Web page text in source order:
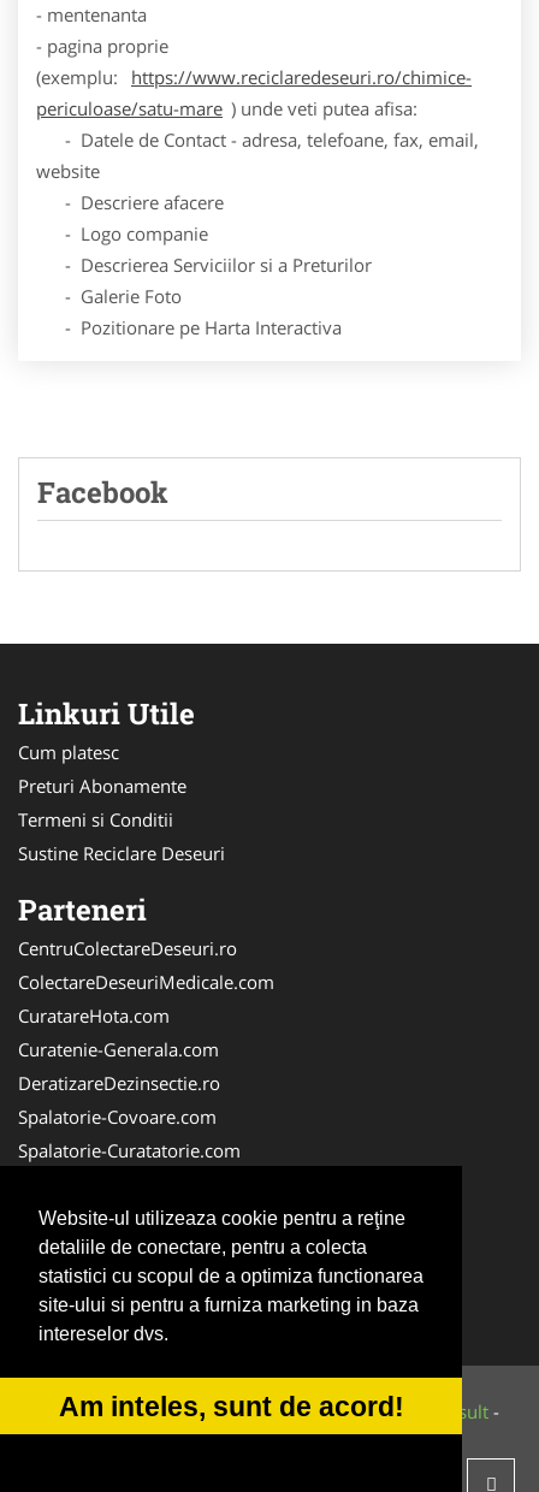
Website-ul utilizeaza cookie pentru a reţine
detaliile de conectare, pentru a colecta
statistici cu scopul de a optimiza functionarea
site-ului si pentru a furniza marketing in baza
intereselor dvs.
Am inteles, sunt de acord!
- mentenanta
- pagina proprie
(exemplu:
https://www.reciclaredeseuri.ro/chimice-
periculoase/satu-mare ) unde veti putea afisa:
- Datele de Contact - adresa, telefoane, fax, email,
website
- Descriere afacere
- Logo companie
- Descrierea Serviciilor si a Preturilor
- Galerie Foto
- Pozitionare pe Harta Interactiva
Facebook
Linkuri Utile
Cum platesc
Preturi Abonamente
Termeni si Conditii
Sustine Reciclare Deseuri
Parteneri
CentruColectareDeseuri.ro
ColectareDeseuriMedicale.com
CuratareHota.com
Curatenie-Generala.com
DeratizareDezinsectie.ro
Spalatorie-Covoare.com
Spalatorie-Curatatorie.com
FirmaDeratizare.ro
Service-Reparatii.com
Servicii-DDD.com
ServiciiAlpinism.ro
© 2014-2026 Powered byVilonMedia&Tokaido Consult -
ANPC SOL